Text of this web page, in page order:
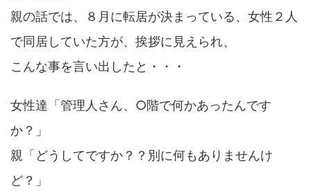
親の話では、８月に転居が決まっている、女性２人
で同居していた方が、挨拶に見えられ、
こんな事を言い出したと・・・
女性達「管理人さん、○階で何かあったんです
か？」
親「どうしてですか？？別に何もありませんけ
ど？」